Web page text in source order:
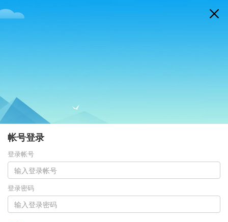
帐号登录
登录帐号
登录密码